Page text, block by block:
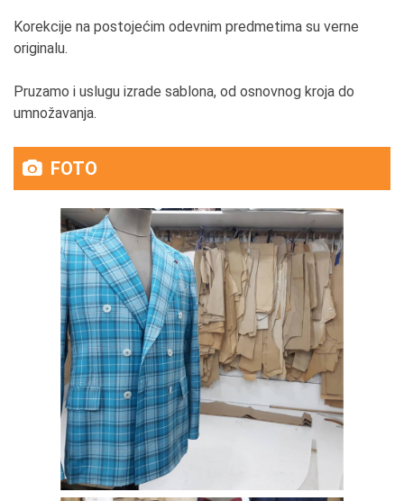
Korekcije na postojećim odevnim predmetima su verne
originalu.
Pruzamo i uslugu izrade sablona, od osnovnog kroja do
umnožavanja.
FOTO